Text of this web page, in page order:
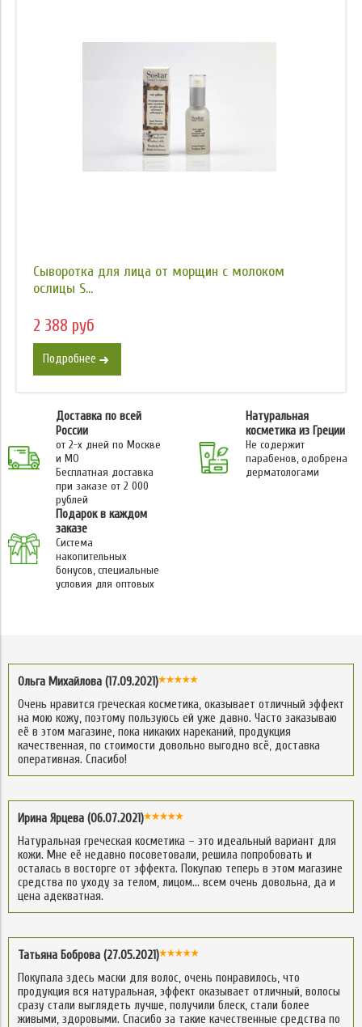
Сыворотка для лица от морщин с молоком
ослицы S...
2 388 руб
Подробнее
Доставка по всей
России
от 2-х дней по Москве
и МО
Бесплатная доставка
при заказе от 2 000
рублей
Натуральная
косметика из Греции
Не содержит
парабенов, одобрена
дерматологами
Подарок в каждом
заказе
Система
накопительных
бонусов, специальные
условия для оптовых
Ольга Михайлова (17.09.2021)
Очень нравится греческая косметика, оказывает отличный эффект
на мою кожу, поэтому пользуюсь ей уже давно. Часто заказываю
её в этом магазине, пока никаких нареканий, продукция
качественная, по стоимости довольно выгодно всё, доставка
оперативная. Спасибо!
Ирина Ярцева (06.07.2021)
Натуральная греческая косметика – это идеальный вариант для
кожи. Мне её недавно посоветовали, решила попробовать и
осталась в восторге от эффекта. Покупаю теперь в этом магазине
средства по уходу за телом, лицом… всем очень довольна, да и
цена адекватная.
Татьяна Боброва (27.05.2021)
Покупала здесь маски для волос, очень понравилось, что
продукция вся натуральная, эффект оказывает отличный, волосы
сразу стали выглядеть лучше, получили блеск, стали более
живыми, здоровыми. Спасибо за такие качественные средства по